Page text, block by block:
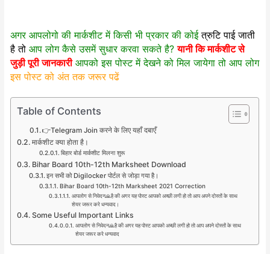
अगर आपलोगो की मार्कशीट में किसी भी प्रकार की कोईत्रुटि पाई जाती
है तो आप लोग कैसे उसमें सुधार करवा सकते है?यानी कि मार्कशीट से
जुड़ी पूरी जानकारीआपको इस पोस्ट में देखने को मिल जायेगा तो आप लोग
इस पोस्ट को अंत तक जरूर पढें
Table of Contents
👉Telegram Join करने के लिए यहाँ दबाएँ
मार्कशीट क्या होता है।
बिहार बोर्ड मार्कशीट मिलना शुरू
Bihar Board 10th-12th Marksheet Download
इन सभी को Digilocker पोर्टल से जोड़ा गया है।
Bihar Board 10th-12th Marksheet 2021 Correction
आपलोग से निवेदन🙏है की अगर यह पोस्ट आपको अच्छी लगी हो तो आप अपने दोस्तों के साथ
शेयर जरूर करे धन्यवाद।
Some Useful Important Links
आपलोग से निवेदन🙏है की अगर यह पोस्ट आपको अच्छी लगी हो तो आप अपने दोस्तों के साथ
शेयर जरूर करे धन्यवाद